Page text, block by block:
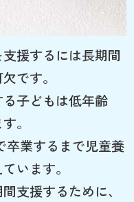
援するには長期間
です。
子どもは低年齢
。
卒業するまで児童養
います。
支援するために、